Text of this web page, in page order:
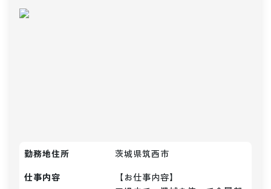
勤務地住所
茨城県筑西市
仕事内容
【お仕事内容】